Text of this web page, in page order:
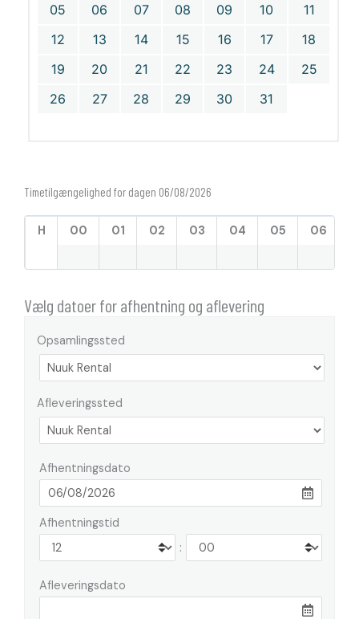
05
06 07 08 09 10
11
12
13 14 15 16 17
18
19
20 21 22 23 24
25
26
27 28 29 30 31
Timetilgængelighed for dagen 06/08/2026
H 00 01 02 03 04 05 06
Vælg datoer for afhentning og aflevering
Opsamlingssted
Afleveringssted
Afhentningsdato
Afhentningstid
:
Afleveringsdato